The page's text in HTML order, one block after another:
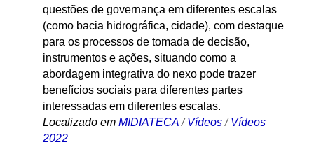
questões de governança em diferentes escalas
(como bacia hidrográfica, cidade), com destaque
para os processos de tomada de decisão,
instrumentos e ações, situando como a
abordagem integrativa do nexo pode trazer
benefícios sociais para diferentes partes
interessadas em diferentes escalas.
Localizado em MIDIATECA /Vídeos /Vídeos
2022